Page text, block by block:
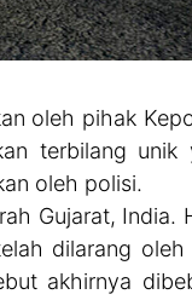
oleh pihak
terbilang unik
oleh polisi.
Gujarat, India.
dilarang
akhirnya